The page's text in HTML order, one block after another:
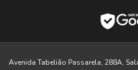
Avenida Tabelião Passarela, 288A,